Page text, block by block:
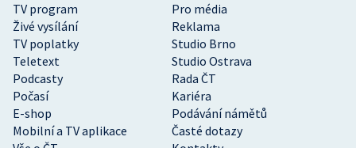
TV program
Pro média
Živé vysílání
Reklama
TV poplatky
Studio Brno
Teletext
Studio Ostrava
Podcasty
Rada ČT
Počasí
Kariéra
E-shop
Podávání námětů
Mobilní a TV aplikace
Časté dotazy